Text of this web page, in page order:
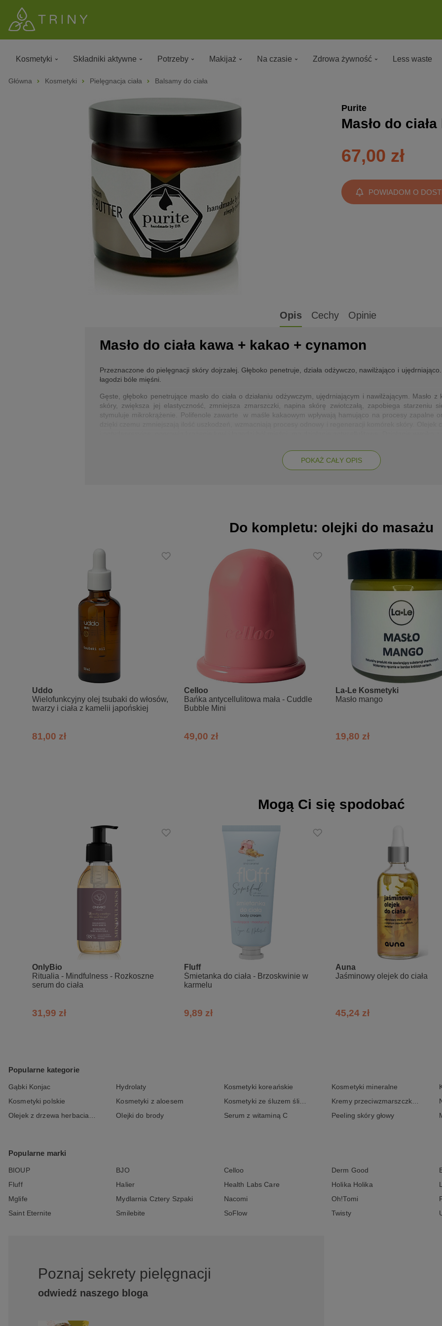
Kosmetyki Składniki aktywne Potrzeby Makijaż Na czasie Zdrowa żywność Less waste
Główna Kosmetyki Pielęgnacja ciała Balsamy do ciała
Purite
Masło do
67,00 zł
POWIADOM O
Opis Cechy Opinie
Masło do ciała kawa + kakao + cynamon
Przeznaczone do pielęgnacji skóry dojrzałej. Głęboko penetruje, działa odżywczo, nawilżająco i
łagodzi bóle mięśni.
Gęste, głęboko penetrujące masło do ciała o działaniu odżywczym, ujędrniającym i nawilżającym. Masło
skóry, zwiększa jej elastyczność, zmniejsza zmarszczki, napina skórę zwiotczałą, zapobiega starzeniu
stymuluje mikrokrążenie. Polifenole zawarte w maśle kakaowym wpływają hamująco na procesy zapalne
Zalety:
czysty skład z dodatkiem eko konserwantu
nie zawiera sztucznych aromatów ani barwników
Uwaga:
W produkcie mogą pojawiać się drobinki kawy arabskiej.
Obecność białych „grudek” na powierzchni i wewnątrz masła nie jest objawem zepsucia. Wynika z
shea) w temperaturze pokojowej i jest najlepszym dowodem na całkowity brak sztucznych emulgatorów w
Aqua; Cetearyl Olivate, Sorbitan Olivate; Theobroma Cacao, Butyrospermum Parkii (Shea) Fruit Butter,
POKAŻ CAŁY OPIS
Do kompletu: olejki do masażu
Uddo
Wielofunkcyjny olej tsubaki do włosów,
twarzy i ciała z kamelii japońskiej
81,00 zł
Celloo
Bańka antycellulitowa mała - Cuddle
Bubble Mini
49,00 zł
La-Le Kosmetyki
Masło mango
19,80 zł
Mogą Ci się spodobać
OnlyBio
Ritualia - Mindfulness - Rozkoszne
serum do ciała
31,99 zł
Fluff
Śmietanka do ciała - Brzoskwinie w
karmelu
9,89 zł
Auna
Jaśminowy olejek do ciała
45,24 zł
Popularne kategorie
Gąbki Konjac Hydrolaty Kosmetyki koreańskie Kosmetyki mineralne
Kosmetyki polskie
Kosmetyki z aloesem Kosmetyki ze śluzem ślimaka Kremy przeciwzmarszczkowe
Olejek z drzewa herbacianego
Olejki do brody Serum z witaminą C Peeling skóry głowy
Popularne marki
BIOUP BJO Celloo Derm Good
Fluff
Halier Health Labs Care Holika Holika
Mglife
Mydlarnia Cztery Szpaki Nacomi Oh!Tomi
Saint Eternite
Smilebite SoFlow Twisty
Poznaj sekrety pielęgnacji
odwiedź naszego bloga